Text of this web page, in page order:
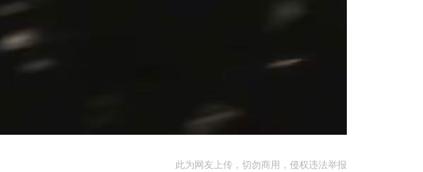
此为网友上传，切勿商用，侵权违法举报